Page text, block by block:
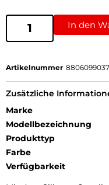
In den
Artikelnummer
Zusätzliche
Marke
Modellbezeichnung
Produkttyp
Farbe
Verfügbarkeit